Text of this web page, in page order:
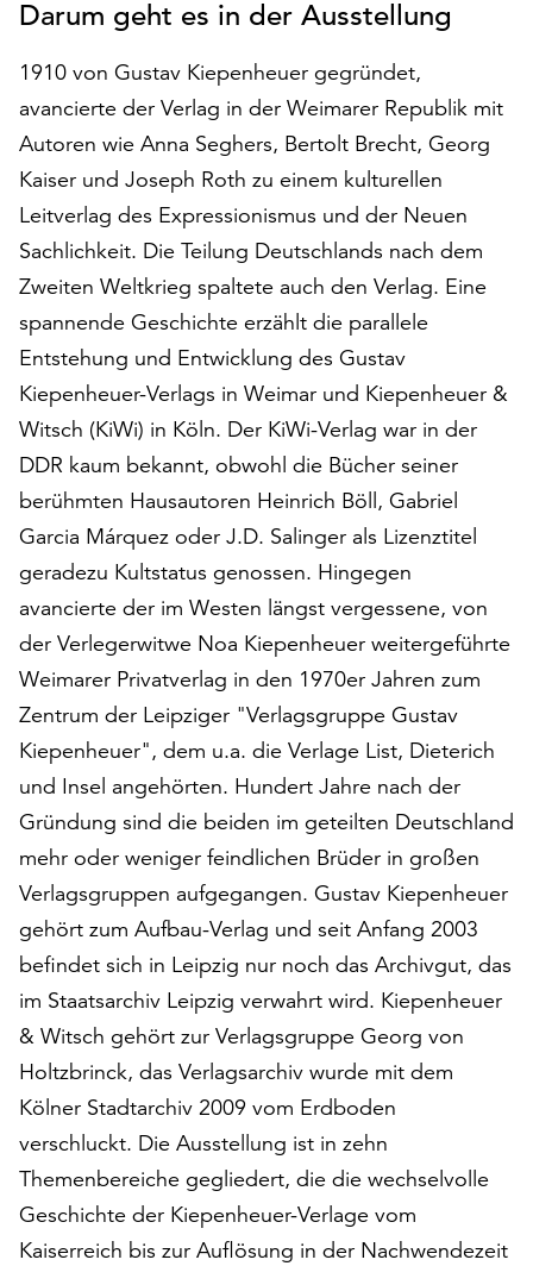
auf
akzeptieren“,
um
alle
zu
akzeptieren.
Sie
Ihr
Einverständnis
jederzeit
ändern
und
widerrufen.
Dafür
steht
Ihnen
am
Ende
der
die
Schaltfläche
„Cookie-
Einstellungen“
zur
Verfügung.
Funktionale
Cookies
werden
auch
ohne
Ihr
weiterhin
ausgeführt.
Möchten
Sie
die
verwendeten
Cookies
anpassen,
erreichen
Darum geht es in der Ausstellung
1910 von Gustav Kiepenheuer gegründet,
avancierte der Verlag in der Weimarer Republik mit
Autoren wie Anna Seghers, Bertolt Brecht, Georg
Kaiser und Joseph Roth zu einem kulturellen
Leitverlag des Expressionismus und der Neuen
Sachlichkeit. Die Teilung Deutschlands nach dem
Zweiten Weltkrieg spaltete auch den Verlag. Eine
spannende Geschichte erzählt die parallele
Entstehung und Entwicklung des Gustav
Kiepenheuer-Verlags in Weimar und Kiepenheuer &
Witsch (KiWi) in Köln. Der KiWi-Verlag war in der
DDR kaum bekannt, obwohl die Bücher seiner
berühmten Hausautoren Heinrich Böll, Gabriel
Garcia Márquez oder J.D. Salinger als Lizenztitel
geradezu Kultstatus genossen. Hingegen
avancierte der im Westen längst vergessene, von
der Verlegerwitwe Noa Kiepenheuer weitergeführte
Weimarer Privatverlag in den 1970er Jahren zum
Zentrum der Leipziger "Verlagsgruppe Gustav
Kiepenheuer", dem u.a. die Verlage List, Dieterich
und Insel angehörten. Hundert Jahre nach der
Gründung sind die beiden im geteilten Deutschland
mehr oder weniger feindlichen Brüder in großen
Verlagsgruppen aufgegangen. Gustav Kiepenheuer
gehört zum Aufbau-Verlag und seit Anfang 2003
befindet sich in Leipzig nur noch das Archivgut, das
im Staatsarchiv Leipzig verwahrt wird. Kiepenheuer
& Witsch gehört zur Verlagsgruppe Georg von
Holtzbrinck, das Verlagsarchiv wurde mit dem
Kölner Stadtarchiv 2009 vom Erdboden
verschluckt. Die Ausstellung ist in zehn
Themenbereiche gegliedert, die die wechselvolle
Geschichte der Kiepenheuer-Verlage vom
Kaiserreich bis zur Auflösung in der Nachwendezeit